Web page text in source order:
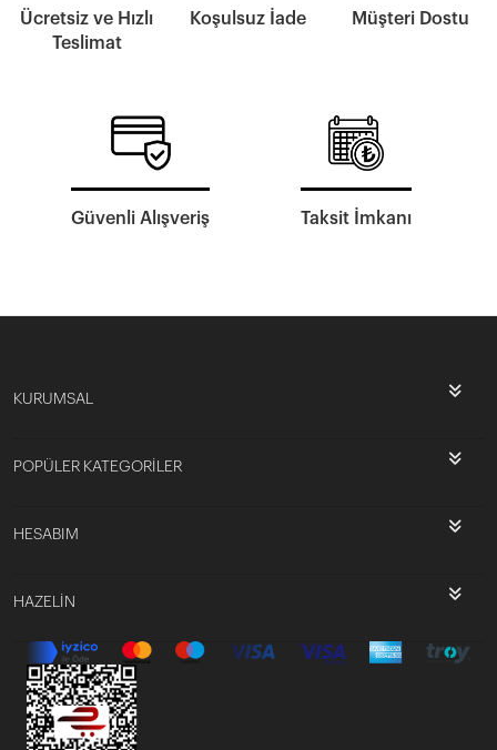
Ücretsiz ve Hızlı
Teslimat
Koşulsuz İade Müşteri Dostu
Güvenli Alışveriş Taksit İmkanı
KURUMSAL
POPÜLER KATEGORİLER
HESABIM
HAZELİN